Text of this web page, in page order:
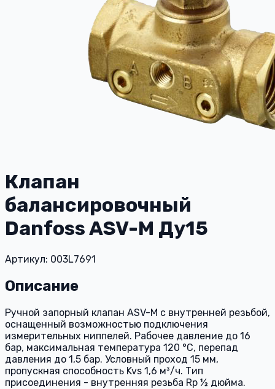
Клапан
балансировочный
Danfoss ASV-M Ду15
Артикул: 003L7691
Описание
Ручной запорный клапан ASV-М с внутренней резьбой,
оснащенный возможностью подключения
измерительных ниппелей. Рабочее давление до 16
бар, максимальная температура 120 °C, перепад
давления до 1,5 бар. Условный проход 15 мм,
пропускная способность Kvs 1,6 м³/ч. Тип
присоединения - внутренняя резьба Rp ½ дюйма.